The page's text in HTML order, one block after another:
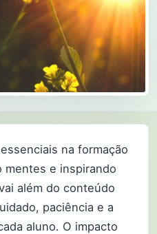
na formação
mentes e inspirando
além do conteúdo
paciência e a
aluno. O impacto